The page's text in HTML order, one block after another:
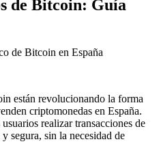
de Bitcoin: Guía
están revolucionando la forma
criptomonedas en España.
realizar transacciones de
segura, sin la necesidad de